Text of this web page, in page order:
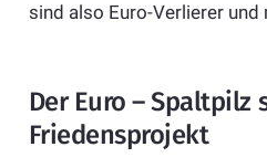
sind also Euro-Verlierer und
Der Euro – Spaltpilz
Friedensprojekt